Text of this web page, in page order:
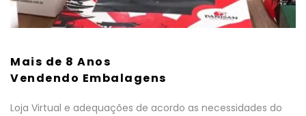
Mais de 8 Anos
Vendendo Embalagens
Loja Virtual e adequações de acordo as necessidades do